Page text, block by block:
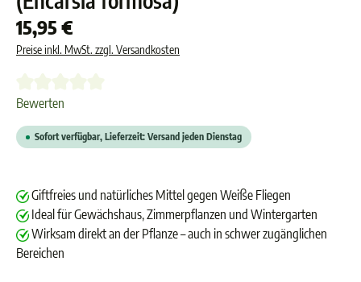
15,95 €
Preise inkl. MwSt. zzgl. Versandkosten
Durchschnittliche Bewertung von 0 von 5 Sternen
Bewerten
Sofort verfügbar, Lieferzeit: Versand jeden Dienstag
Giftfreies und natürliches Mittel gegen Weiße Fliegen
Ideal für Gewächshaus, Zimmerpflanzen und Wintergarten
Wirksam direkt an der Pflanze – auch in schwer zugänglichen
Bereichen